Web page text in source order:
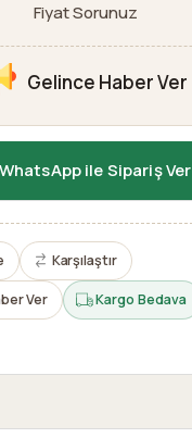
Fiyat Sorunuz
Gelince Haber Ver
ile Sipariş Ver
Karşılaştır
Ver Kargo Bedava